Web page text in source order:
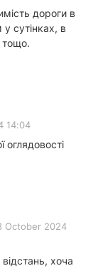
дороги в
сутінках, в
тощо.
14:04
оглядовості
October 2024
хоча